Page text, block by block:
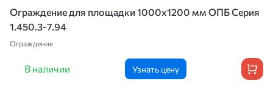
Ограждение для площадки 1000х1200 мм ОПБ Серия
1.450.3-7.94
Ограждение
В наличии Узнать цену